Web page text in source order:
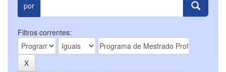
por
Filtros correntes: